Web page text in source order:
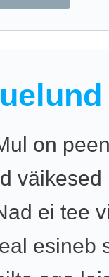
on
ei tee
esineb